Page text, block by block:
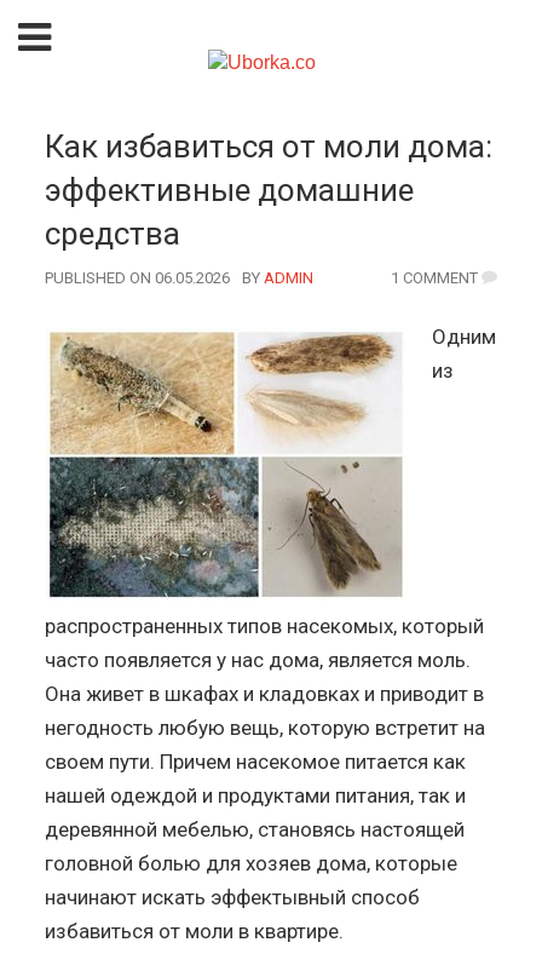
Как избавиться от моли дома:
эффективные домашние
средства
PUBLISHED ON 06.05.2026 BY AUTHOR
ADMIN 1 COMMENT
Одним
из
распространенных типов насекомых, который
часто появляется у нас дома, является моль.
Она живет в шкафах и кладовках и приводит в
негодность любую вещь, которую встретит на
своем пути. Причем насекомое питается как
нашей одеждой и продуктами питания, так и
деревянной мебелью, становясь настоящей
головной болью для хозяев дома, которые
начинают искать эффектывный способ
избавиться от моли в квартире.